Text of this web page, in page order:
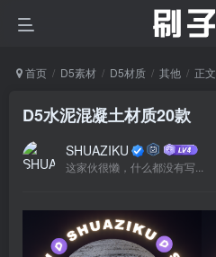
首页 D5素材 D5材质 其他 正文
D5水泥混凝土材质20款
SHUAZIKU
这家伙很懒，什么都没有写...